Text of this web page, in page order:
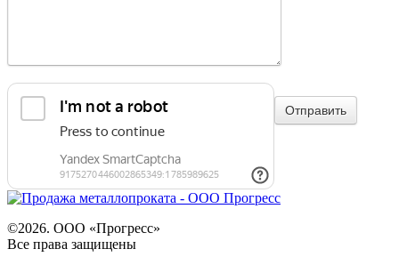
©2026. ООО «Прогресс»
Все права защищены